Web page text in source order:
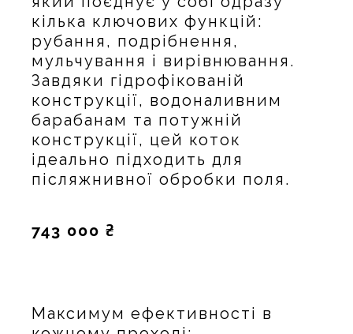
кілька ключових функцій:
рубання, подрібнення,
мульчування і вирівнювання.
Завдяки гідрофікованій
конструкції, водоналивним
барабанам та потужній
конструкції, цей коток
ідеально підходить для
післяжнивної обробки поля.
743 000 ₴
Максимум ефективності в